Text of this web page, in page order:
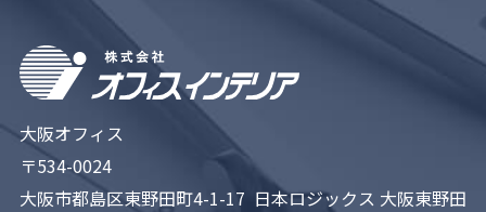
大阪オフィス
〒534-0024
大阪市都島区東野田町4-1-17 日本ロジックス 大阪東野田